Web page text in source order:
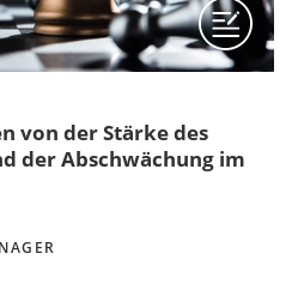
von der Stärke des
der Abschwächung im